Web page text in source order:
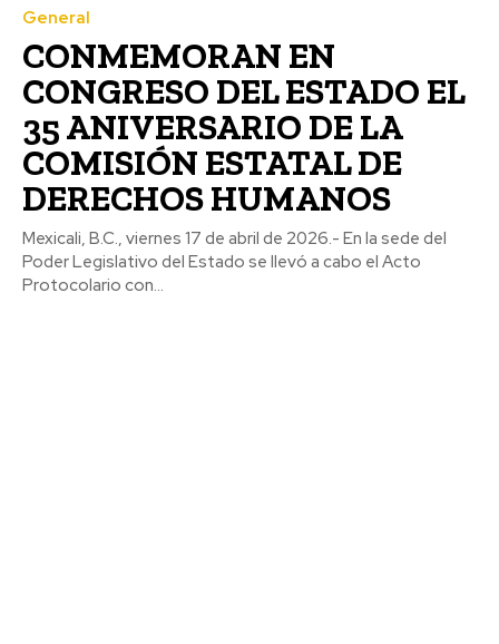
General
CONMEMORAN EN
CONGRESO DEL ESTADO EL
35 ANIVERSARIO DE LA
COMISIÓN ESTATAL DE
DERECHOS HUMANOS
Mexicali, B.C., viernes 17 de abril de 2026.- En la sede del
Poder Legislativo del Estado se llevó a cabo el Acto
Protocolario con...